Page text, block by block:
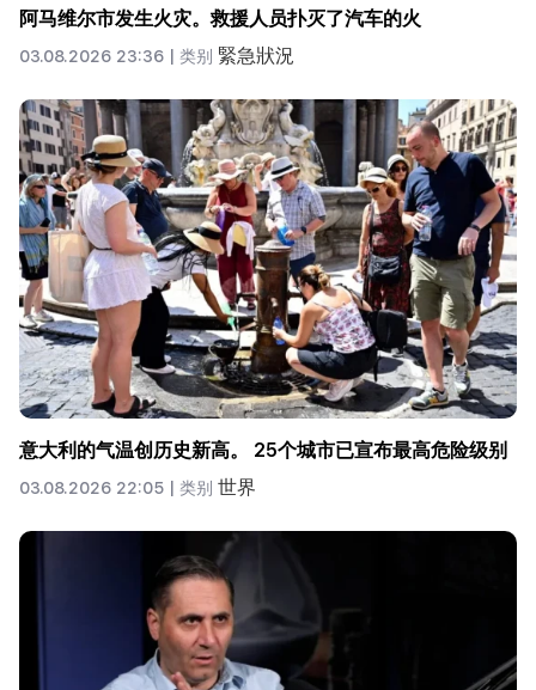
阿马维尔市发生火灾。救援人员扑灭了汽车的火
03.08.2026 23:36 | 类别 緊急狀況
意大利的气温创历史新高。 25个城市已宣布最高危险级别
03.08.2026 22:05 | 类别 世界